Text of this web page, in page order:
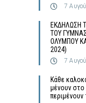
7
ΕΚΔΗΛΩΣΗ
ΤΟΥ
ΟΛΥΜΠΟΥ
2024)
7
Κάθε
μένουν στο